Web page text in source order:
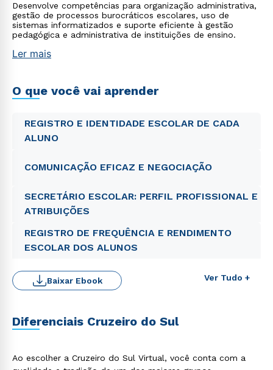
Desenvolve competências para organização administrativa,
gestão de processos burocráticos escolares, uso de
sistemas informatizados e suporte eficiente à gestão
pedagógica e administrativa de instituições de ensino.
Ler mais
O que você vai aprender
REGISTRO E IDENTIDADE ESCOLAR DE CADA
ALUNO
COMUNICAÇÃO EFICAZ E NEGOCIAÇÃO
SECRETÁRIO ESCOLAR: PERFIL PROFISSIONAL E
ATRIBUIÇÕES
REGISTRO DE FREQUÊNCIA E RENDIMENTO
ESCOLAR DOS ALUNOS
Ver Tudo +
Baixar Ebook
Diferenciais Cruzeiro do Sul
Ao escolher a Cruzeiro do Sul Virtual, você conta com a